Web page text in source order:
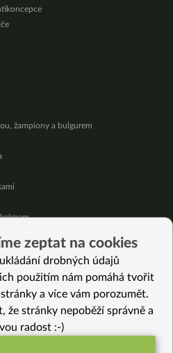
žampiony a bulgurem
a vločkami
směs (recept)
zeptat na cookies
drobných údajů
použitím nám pomáhá tvořit
a více vám porozumět.
že stránky nepoběží správně a
radost :-)